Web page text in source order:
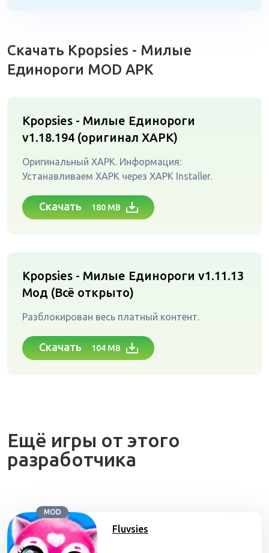
Скачать Kpopsies - Милые
Единороги MOD APK
Kpopsies - Милые Единороги
v1.18.194 (оригинал XAPK)
Оригинальный XAPK. Информация:
Устанавливаем XAPK через XAPK Installer.
Скачать 180 MB
Kpopsies - Милые Единороги v1.11.13
Мод (Всё открыто)
Разблокирован весь платный контент.
Скачать 104 MB
Ещё игры от этого
разработчика
MOD
Fluvsies